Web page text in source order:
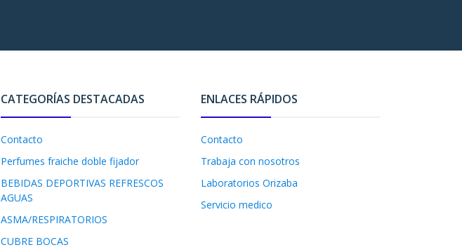
CATEGORÍAS DESTACADAS
Contacto
Perfumes fraiche doble fijador
BEBIDAS DEPORTIVAS REFRESCOS
AGUAS
ASMA/RESPIRATORIOS
CUBRE BOCAS
ENLACES RÁPIDOS
Contacto
Trabaja con nosotros
Laboratorios Orizaba
Servicio medico